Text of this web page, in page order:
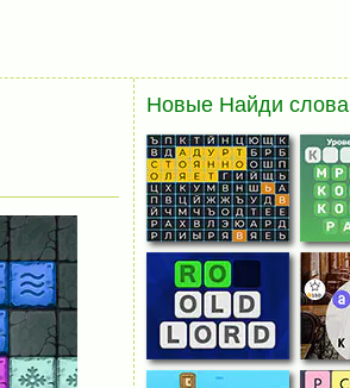
Новые Найди слова